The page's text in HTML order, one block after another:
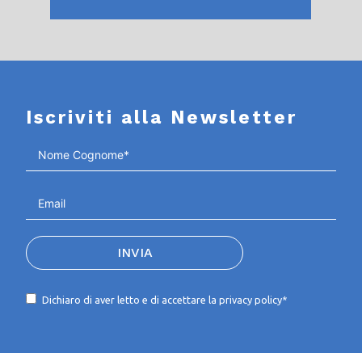
Iscriviti alla Newsletter
INVIA
Dichiaro di aver letto e di accettare laprivacy policy*